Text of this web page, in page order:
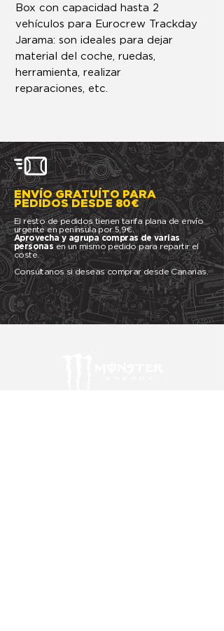
Box con capacidad hasta 2
vehículos para Eurocrew Trackday
Jarama: son ideales para dejar
material del coche, ruedas,
herramienta, realizar
reparaciones, etc.
ENVÍO GRATUÍTO PARA
PEDIDOS DESDE 80€
El resto de pedidos tienen tarifa plana de envío
urgente en península por 5,9€.
Aprovecha y agrupa compras de varias
personasen un mismo pedido para repartir el
coste.
Consúltanos si deseas comprar desde Canarias.